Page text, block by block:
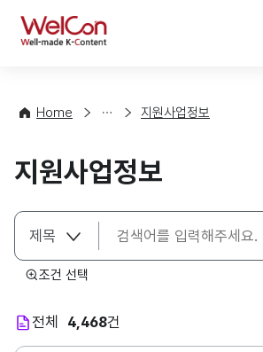
WelCon
Home
사
청
지원사업정보
지원사업정보
조건 선택
전체 4,468건